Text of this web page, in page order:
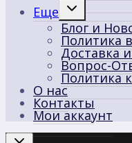
Еще
Переключить
дочернее
меню
Блог и
Политика
Доставка
Вопрос-
Политика
О нас
Контакты
Мои аккаунт